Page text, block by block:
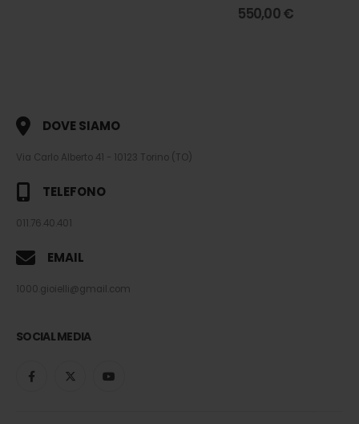
0 out of 5
550,00€
DOVE SIAMO
Via Carlo Alberto 41 - 10123 Torino (TO)
TELEFONO
011.76.40.401
EMAIL
1000.gioielli@gmail.com
SOCIAL MEDIA